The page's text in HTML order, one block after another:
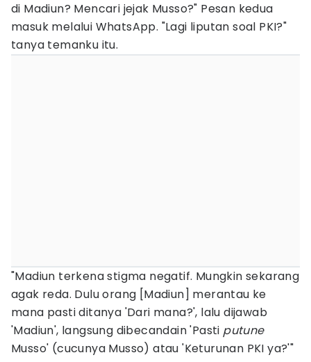
di Madiun? Mencari jejak Musso?" Pesan kedua
masuk melalui WhatsApp. "Lagi liputan soal PKI?"
tanya temanku itu.
"Madiun terkena stigma negatif. Mungkin sekarang
agak reda. Dulu orang [Madiun] merantau ke
mana pasti ditanya 'Dari mana?', lalu dijawab
'Madiun', langsung dibecandain 'Pasti putune
Musso' (cucunya Musso) atau 'Keturunan PKI ya?'"